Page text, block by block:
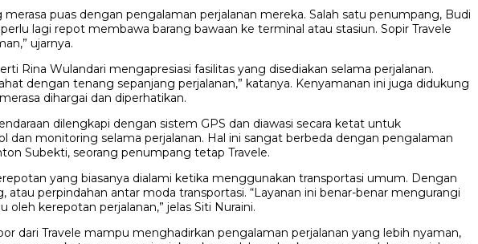
puas dengan pengalaman perjalanan mereka. Salah satu penumpang, Budi
lagi repot membawa barang bawaan ke terminal atau stasiun. Sopir Travele
ujarnya.
Rina Wulandari mengapresiasi fasilitas yang disediakan selama perjalanan.
dengan tenang sepanjang perjalanan,” katanya. Kenyamanan ini juga didukung
dihargai dan diperhatikan.
dilengkapi dengan sistem GPS dan diawasi secara ketat untuk
dan monitoring selama perjalanan. Hal ini sangat berbeda dengan pengalaman
Subekti, seorang penumpang tetap Travele.
yang biasanya dialami ketika menggunakan transportasi umum. Dengan
perpindahan antar moda transportasi. “Layanan ini benar-benar mengurangi
kerepotan perjalanan,” jelas Siti Nuraini.
dari Travele mampu menghadirkan pengalaman perjalanan yang lebih nyaman,